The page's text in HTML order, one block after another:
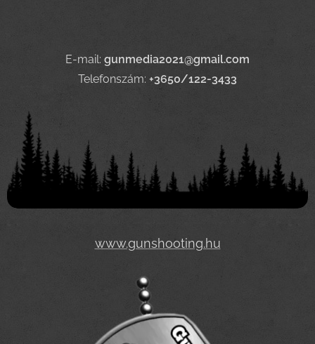
E-mail: gunmedia2021@gmail.com
Telefonszám: +3650/122-3433
www.gunshooting.hu